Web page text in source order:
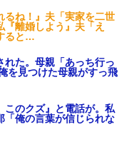
るね！』夫「実家を二世
離婚しよう』夫「え
ると…
れた。母親「あっち行っ
を見つけた母親がすっ飛
このクズ』と電話が。私
「俺の言葉が信じられな